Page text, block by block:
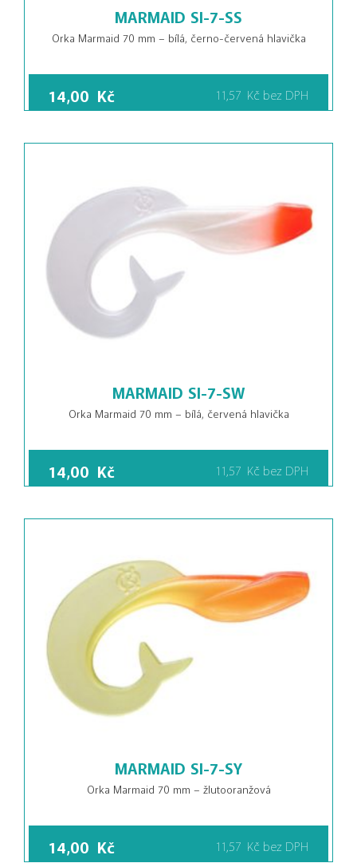
MARMAID SI-7-SS
Orka Marmaid 70 mm – bílá, černo-červená hlavička
14,00 Kč 11,57 Kč bez DPH
MARMAID SI-7-SW
Orka Marmaid 70 mm – bílá, červená hlavička
14,00 Kč 11,57 Kč bez DPH
MARMAID SI-7-SY
Orka Marmaid 70 mm – žlutooranžová
14,00 Kč 11,57 Kč bez DPH